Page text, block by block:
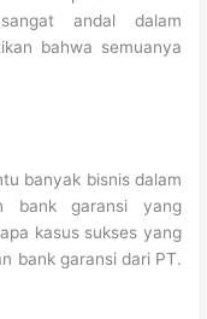
andal dalam
bahwa semuanya
banyak bisnis dalam
bank garansi yang
kasus sukses yang
bank garansi dari PT.